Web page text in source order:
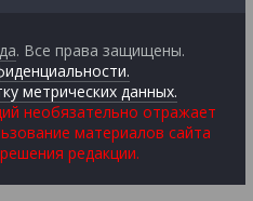
. Все права защищены.
метрических данных.
необязательно отражает
материалов сайта
редакции.